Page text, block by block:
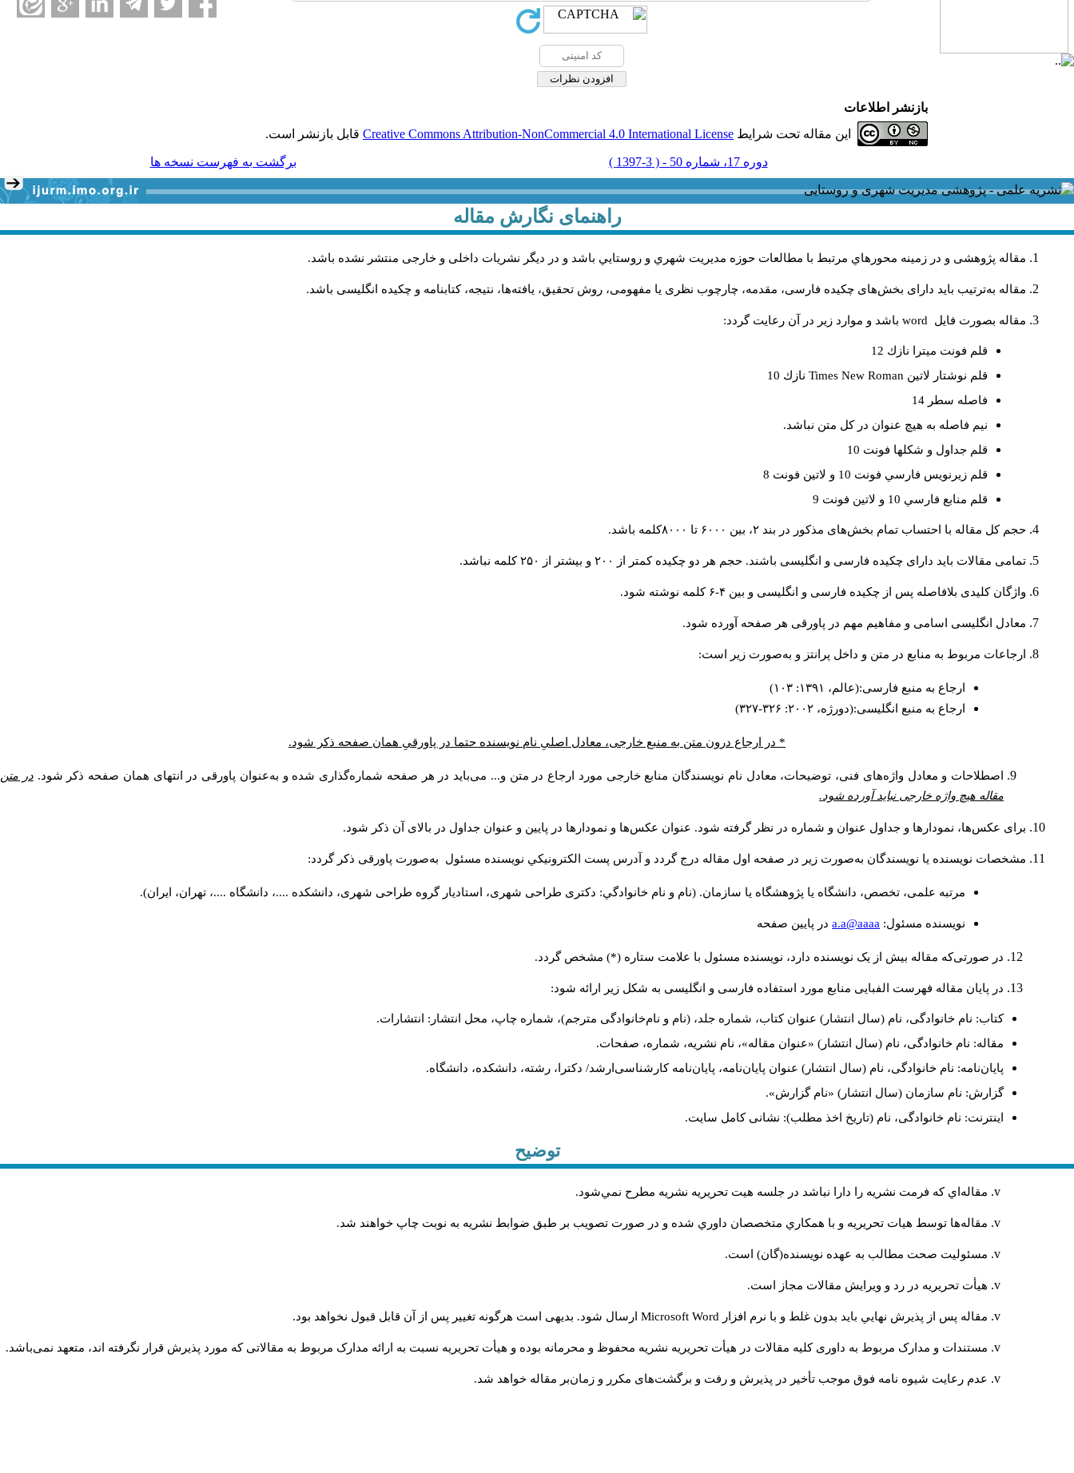
بازنشر اطلاعات
این مقاله تحت شرایط Creative Commons Attribution-NonCommercial 4.0 International License قابل بازنشر است.
دوره 17، شماره 50 - ( 3-1397 ) برگشت به فهرست نسخه ها
راهنمای نگارش مقاله
مقاله پژوهشی و در زمینه محورهاي مرتبط با مطالعات حوزه مديريت شهري و روستايي باشد و در دیگر نشریات داخلی و خارجی منتشر نشده باشد.
مقاله به‌ترتیب باید دارای بخش‌های چکیده فارسی، مقدمه، چارچوب نظری یا مفهومی، روش تحقیق، یافته‌ها، نتیجه، کتابنامه و چکیده انگلیسی باشد.
مقاله بصورت فايل word باشد و موارد زير در آن رعايت گردد:
قلم فونت ميترا نازك 12
قلم نوشتار لاتين Times New Roman نازك 10
فاصله سطر 14
نيم فاصله به هيچ عنوان در كل متن نباشد.
قلم جداول و شكلها فونت 10
قلم زيرنويس فارسي فونت 10 و لاتين فونت 8
قلم منابع فارسي 10 و لاتين فونت 9
حجم کل مقاله با احتساب تمام بخش‌های مذکور در بند ۲، بین ۶۰۰۰ تا ۸۰۰۰کلمه باشد.
تمامی مقالات باید دارای چکیده فارسی و انگلیسی باشند. حجم هر دو چکیده کمتر از ۲۰۰ و بیشتر از ۲۵۰ کلمه نباشد.
واژگان کلیدی بلافاصله پس از چکیده فارسی و انگلیسی و بین ۴-۶ کلمه نوشته شود.
معادل انگلیسی اسامی و مفاهیم مهم در پاورقی هر صفحه آورده شود.
ارجاعات مربوط به منابع در متن و داخل پرانتز و به‌صورت زیر است:
ارجاع به منبع فارسی:(عالم، ۱۳۹۱: ۱۰۳)
ارجاع به منبع انگلیسی:(دورژه، ۲۰۰۲: ۳۲۶-۳۲۷)
* در ارجاع درون متن به منبع خارجی، معادل اصلیِ نام نویسنده حتما در پاورقیِ همان صفحه ذکر شود.
اصطلاحات و معادل واژه‌های فنی، توضیحات، معادل نام نویسندگان منابع خارجی مورد ارجاع در متن و... می‌باید در هر صفحه شماره‌گذاری شده و به‌عنوان پاورقی در انتهای همان صفحه ذکر شود. در متن
مقاله هیچ واژه خارجی نباید آورده شود.
برای عکس‌ها، نمودارها و جداول عنوان و شماره در نظر گرفته شود. عنوان عکس‌ها و نمودارها در پایین و عنوان جداول در بالای آن ذکر شود.
مشخصات نویسنده یا نویسندگان به‌صورت زیر در صفحه اول مقاله درج گردد و آدرس پست الكترونيكي نويسنده مسئول به‌صورت پاورقی ذکر گردد:
مرتبه علمی، تخصص، دانشگاه یا پژوهشگاه یا سازمان. (نام و نام خانوادگي: دکتری طراحی شهری، استادیار گروه طراحی شهری، دانشکده ....، دانشگاه ....، تهران، ایران).
نويسنده مسئول: a.a@aaaa در پايين صفحه
در صورتی‌که مقاله بیش از یک نویسنده دارد، نویسنده مسئول با علامت ستاره (*) مشخص گردد.
در پایان مقاله فهرست الفبایی منابع مورد استفاده فارسی و انگلیسی به شکل زیر ارائه شود:
کتاب: نام خانوادگی، نام (سال انتشار) عنوان کتاب، شماره جلد، (نام و نام‌خانوادگی مترجم)، شماره چاپ، محل انتشار: انتشارات.
مقاله: نام خانوادگی، نام (سال انتشار) «عنوان مقاله»، نام نشریه، شماره، صفحات.
پایان‌نامه: نام خانوادگی، نام (سال انتشار) عنوان پایان‌نامه، پایان‌نامه کارشناسی‌ارشد/ دکترا، رشته، دانشکده، دانشگاه.
گزارش: نام سازمان (سال انتشار) «نام گزارش».
اینترنت: نام خانوادگی، نام (تاریخ اخذ مطلب): نشانی کامل سایت.
توضیح
مقاله‌اي كه فرمت نشريه را دارا نباشد در جلسه هيت تحريريه نشريه مطرح نمي‌شود.
مقاله‌ها توسط هیات تحريريه و با همکاري متخصصان داوري شده و در صورت تصويب بر طبق ضوابط نشريه به نوبت چاپ خواهند شد.
مسئوليت صحت مطالب به عهده نويسنده(گان) است.
هيأت تحريريه در رد و ويرايش مقالات مجاز است.
مقاله پس از پذيرش نهايي باید بدون غلط و با نرم افزار Microsoft Word ارسال شود. بدیهی است هرگونه تغییر پس از آن قابل قبول نخواهد بود.
مستندات و مدارک مربوط به داوری کلیه مقالات در هیأت تحریریه نشریه محفوظ و محرمانه بوده و هیأت تحریریه نسبت به ارائه مدارک مربوط به مقالاتی که مورد پذیرش قرار نگرفته اند، متعهد نمی‌باشد.
عدم رعایت شیوه نامه فوق موجب تأخیر در پذیرش و رفت و برگشت‌‌های مکرر و زمان‌بر مقاله خواهد شد.